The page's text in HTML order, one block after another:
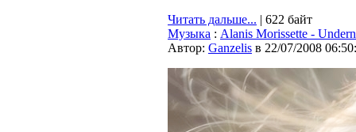
Читать дальше... | 622 байт
Музыка : Alanis Morissette -
Автор: Ganzelis в 22/07/2008